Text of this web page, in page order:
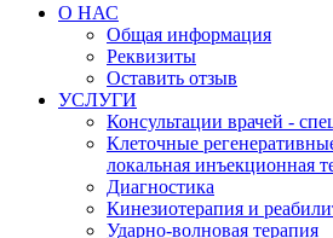
О НАС
Общая информация
Реквизиты
Оставить отзыв
УСЛУГИ
Консультации врачей -
Клеточные
локальная инъекционная
Диагностика
Кинезиотерапия и
Ударно-волновая терапия